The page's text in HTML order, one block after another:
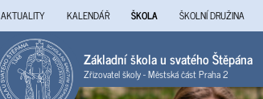
AKTUALITY KALENDÁŘ ŠKOLA ŠKOLNÍ DRUŽINA
Základní škola u svatého Štěpána
Zřizovatel školy - Městská část Praha 2